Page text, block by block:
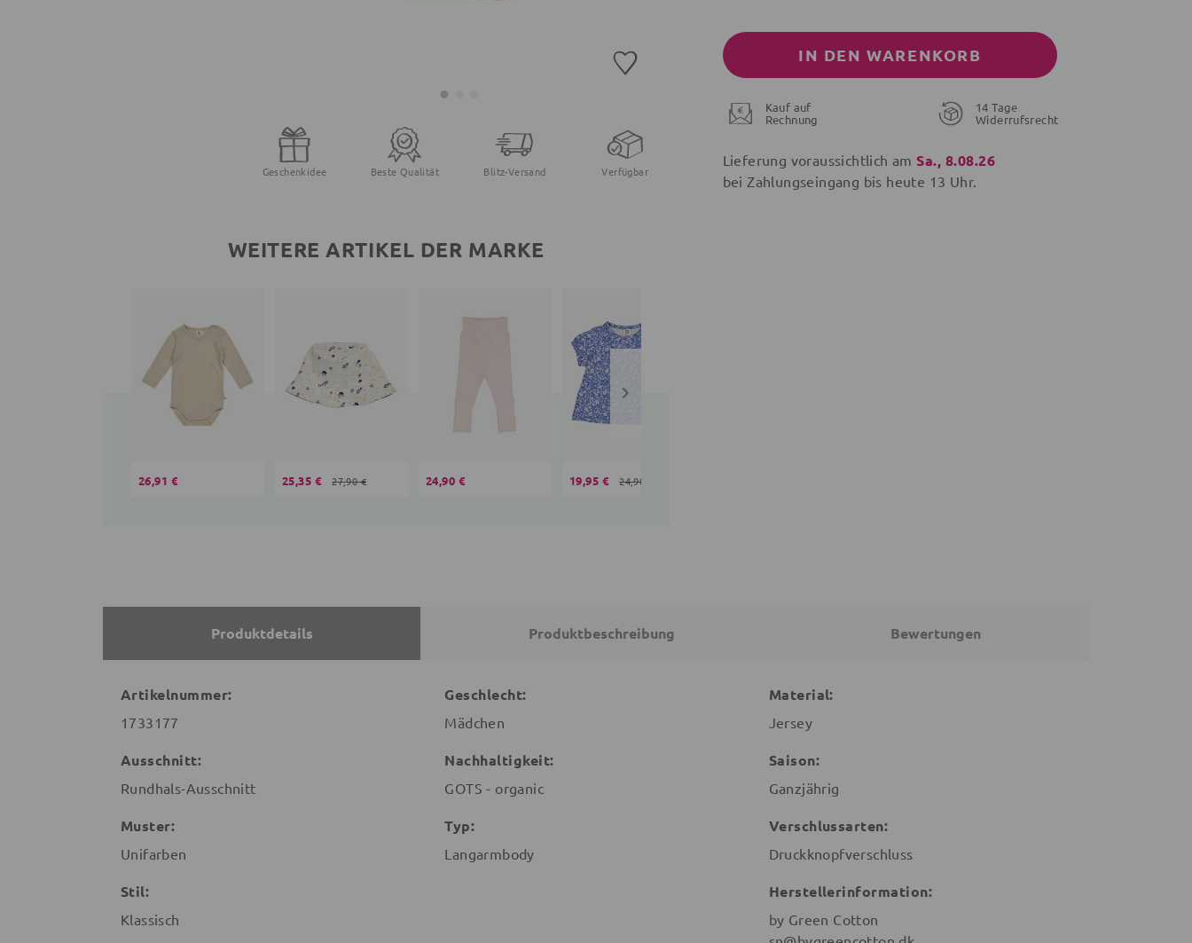
Geschenkidee Beste Qualität Blitz-Versand Verfügbar
WEITERE ARTIKEL DER MARKE
26,91 € 25,35 € 27,90 € 24,90 € 19,95 € 24,90 €
IN DEN WARENKORB
Kauf auf
Rechnung
14 Tage
Widerrufsrecht
Lieferung voraussichtlich am Sa., 8.08.26
bei Zahlungseingang bis heute 13 Uhr.
Produktdetails Produktbeschreibung Bewertungen
Artikelnummer:
1733177
Ausschnitt:
Rundhals-Ausschnitt
Muster:
Unifarben
Stil:
Klassisch
Geschlecht:
Mädchen
Nachhaltigkeit:
GOTS - organic
Typ:
Langarmbody
Material:
Jersey
Saison:
Ganzjährig
Verschlussarten:
Druckknopfverschluss
Herstellerinformation:
by Green Cotton